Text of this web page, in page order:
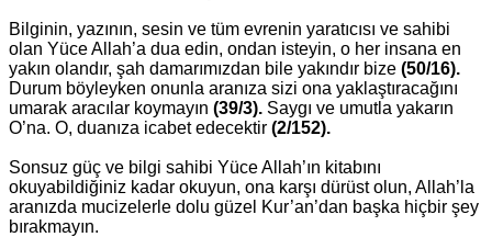
Bilginin, yazının, sesin ve tüm evrenin yaratıcısı ve sahibi
olan Yüce Allah’a dua edin, ondan isteyin, o her insana en
yakın olandır, şah damarımızdan bile yakındır bize (50/16).
Durum böyleyken onunla aranıza sizi ona yaklaştıracağını
umarak aracılar koymayın (39/3). Saygı ve umutla yakarın
O’na. O, duanıza icabet edecektir (2/152).
Sonsuz güç ve bilgi sahibi Yüce Allah’ın kitabını
okuyabildiğiniz kadar okuyun, ona karşı dürüst olun, Allah’la
aranızda mucizelerle dolu güzel Kur’an’dan başka hiçbir şey
bırakmayın.